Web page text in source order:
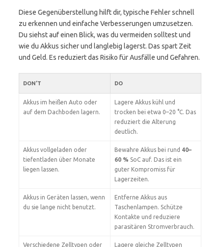
Diese Gegenüberstellung hilft dir, typische Fehler schnell
zu erkennen und einfache Verbesserungen umzusetzen.
Du siehst auf einen Blick, was du vermeiden solltest und
wie du Akkus sicher und langlebig lagerst. Das spart Zeit
und Geld. Es reduziert das Risiko für Ausfälle und Gefahren.
DON’T DO
Akkus im heißen Auto oder
auf dem Dachboden lagern.
Lagere Akkus kühl und
trocken bei etwa 0–20 °C. Das
reduziert die Alterung
deutlich.
Akkus vollgeladen oder
tiefentladen über Monate
liegen lassen.
Bewahre Akkus bei rund 40–
60 % SoC auf. Das ist ein
guter Kompromiss für
Lagerzeiten.
Akkus in Geräten lassen, wenn
du sie lange nicht benutzt.
Entferne Akkus aus
Taschenlampen. Schütze
Kontakte und reduziere
parasitären Stromverbrauch.
Verschiedene Zelltypen oder
Lagere gleiche Zelltypen